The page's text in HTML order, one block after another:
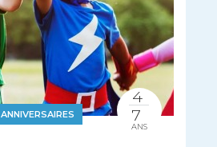
ANNIVERSAIRES
4
7
ANS